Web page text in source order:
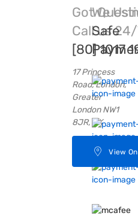
Got
Call us
[80] 1017
17 Princess
Road, London,
Greater
London NW1
8JR, UK
View
We
Safe